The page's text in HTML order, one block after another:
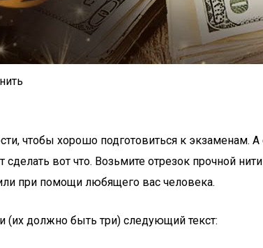
чтобы хорошо подготовиться к
вот что. Возьмите отрезок прочной
при помощи любящего вас человека.
(их должно быть три) следующий текст: